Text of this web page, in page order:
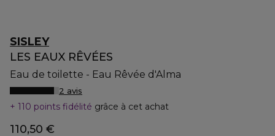
SISLEY
LES EAUX RÊVÉES
Eau de toilette - Eau Rêvée d'Alma
2 avis
110 points fidélité grâce à cet achat
110,50 €